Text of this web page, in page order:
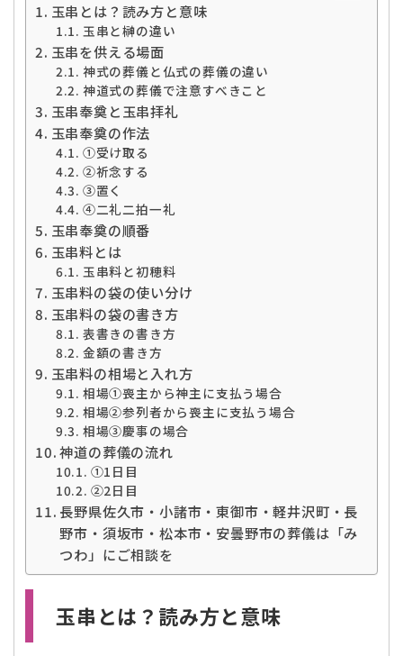
玉串とは？読み方と意味
玉串と榊の違い
玉串を供える場面
神式の葬儀と仏式の葬儀の違い
神道式の葬儀で注意すべきこと
玉串奉奠と玉串拝礼
玉串奉奠の作法
➀受け取る
②祈念する
③置く
④二礼二拍一礼
玉串奉奠の順番
玉串料とは
玉串料と初穂料
玉串料の袋の使い分け
玉串料の袋の書き方
表書きの書き方
金額の書き方
玉串料の相場と入れ方
相場➀喪主から神主に支払う場合
相場②参列者から喪主に支払う場合
相場③慶事の場合
神道の葬儀の流れ
➀1日目
②2日目
長野県佐久市・小諸市・東御市・軽井沢町・長
野市・須坂市・松本市・安曇野市の葬儀は「み
つわ」にご相談を
玉串とは？読み方と意味